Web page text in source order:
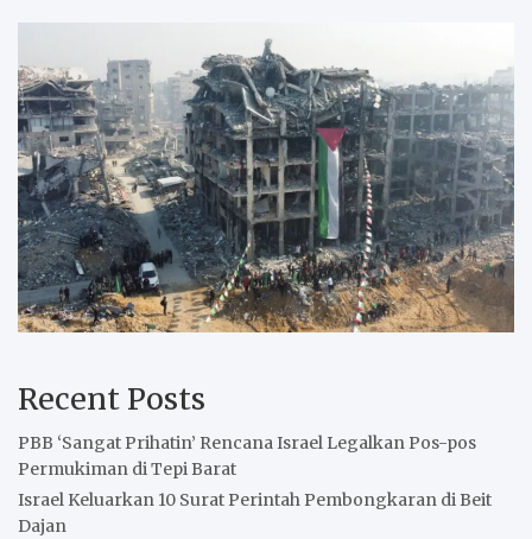
Recent Posts
PBB ‘Sangat Prihatin’ Rencana Israel Legalkan Pos-pos
Permukiman di Tepi Barat
Israel Keluarkan 10 Surat Perintah Pembongkaran di Beit
Dajan